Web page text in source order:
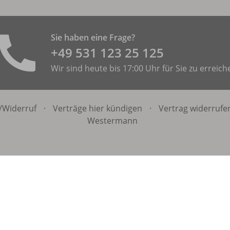
Sie haben eine Frage?
+49 531 ­123 25 125
Wir sind heute bis 17:00 Uhr für Sie zu
Widerruf · Verträge hier kündigen · Vertrag
Westermann